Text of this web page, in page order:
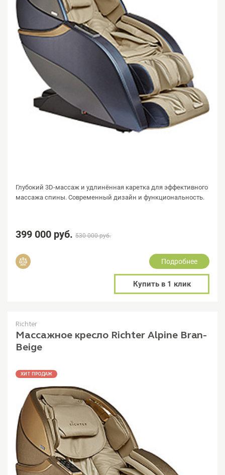
Глубокий 3D-массаж и удлинённая каретка для эффективного
массажа спины. Современный дизайн и функциональность.
399 000 руб. 530 000 руб.
Подробнее
Купить в 1 клик
Richter
Массажное кресло Richter Alpine Bran-
Beige
ХИТ ПРОДАЖ